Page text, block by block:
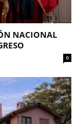
NACIONAL
0